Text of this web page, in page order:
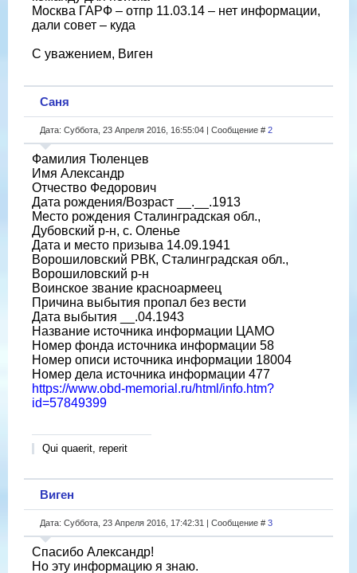
Москва ГАРФ – отпр 11.03.14 – нет информации,
дали совет – куда
С уважением, Виген
Саня
Дата: Суббота, 23 Апреля 2016, 16:55:04 | Сообщение # 2
Фамилия Тюленцев
Имя Александр
Отчество Федорович
Дата рождения/Возраст __.__.1913
Место рождения Сталинградская обл.,
Дубовский р-н, с. Оленье
Дата и место призыва 14.09.1941
Ворошиловский РВК, Сталинградская обл.,
Ворошиловский р-н
Воинское звание красноармеец
Причина выбытия пропал без вести
Дата выбытия __.04.1943
Название источника информации ЦАМО
Номер фонда источника информации 58
Номер описи источника информации 18004
Номер дела источника информации 477
https://www.obd-memorial.ru/html/info.htm?
id=57849399
Qui quaerit, reperit
Виген
Дата: Суббота, 23 Апреля 2016, 17:42:31 | Сообщение # 3
Спасибо Александр!
Но эту информацию я знаю.